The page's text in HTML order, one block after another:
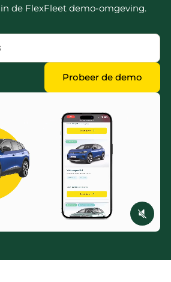
de FlexFleet demo-omgeving.
Probeer de demo